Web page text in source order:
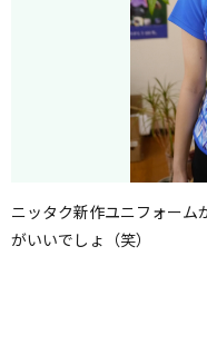
ニッタク新作ユニフォーム
がいいでしょ（笑）